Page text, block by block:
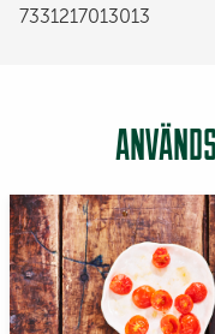
7331217013013